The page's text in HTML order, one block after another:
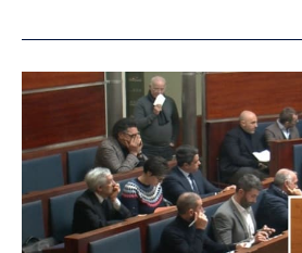
Giugliano,
bilico:
in
la